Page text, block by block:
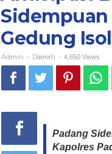
Dandim
0212/
Tapsel
Pantau
Isolasi
Sidempuan
Gedung
Admin - Daerah - 4,650 Views
Padang
Kapolres